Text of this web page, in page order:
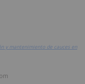
y mantenimiento de cauces en